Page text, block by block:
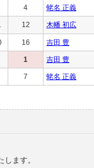
4 蛯名 正義
12 木幡 初広
16 吉田 豊
1 吉田 豊
7 蛯名 正義
ます。